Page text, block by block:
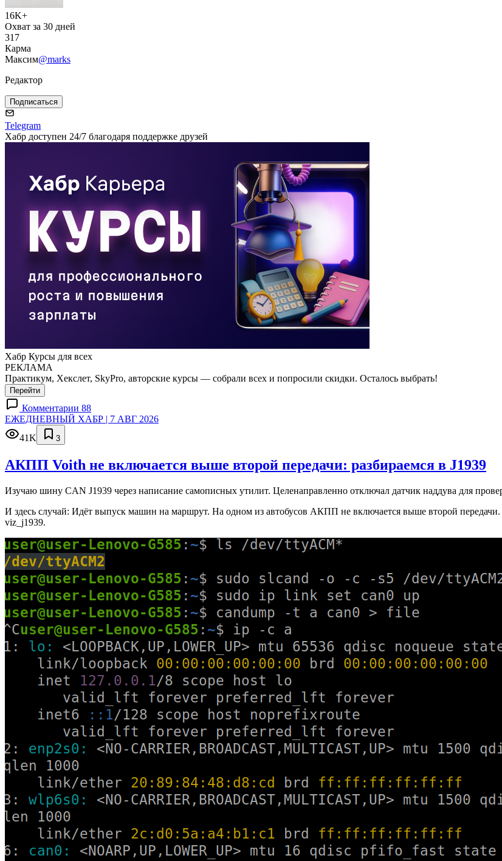
16K+
Охват за 30 дней
317
Карма
Максим@marks
Редактор
Подписаться
Telegram
Хабр доступен 24/7 благодаря поддержке друзей
Хабр Курсы для всех
РЕКЛАМА
Практикум, Хекслет, SkyPro, авторские курсы — собрали всех и попросили скидки. Осталось выбрать!
Перейти
Комментарии 88
ЕЖЕДНЕВНЫЙ ХАБР | 7 АВГ 2026
41K
3
АКПП Voith не включается выше второй передачи: разбираемся в J1939
Изучаю шину CAN J1939 через написание самописных утилит. Целенаправленно отключал датчик наддува для
И здесь случай: Идёт выпуск машин на маршрут. На одном из автобусов АКПП не включается выше второй
viz_j1939.